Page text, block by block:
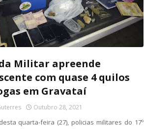
Militar apreende
com quase 4 quilos
em Gravataí
Outubro 28, 2021
quarta-feira (27), policias militares do 17º